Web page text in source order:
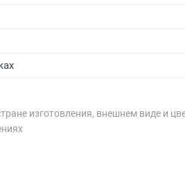
изготовления, внешнем виде и